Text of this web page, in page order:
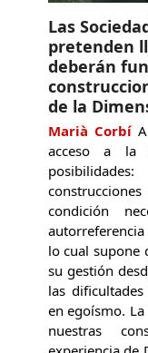
Las
pretenden
deberán
de la
Marià CorbíA
acceso a la
condición
lo cual supone
su gestión
las
en egoísmo.
nuestras